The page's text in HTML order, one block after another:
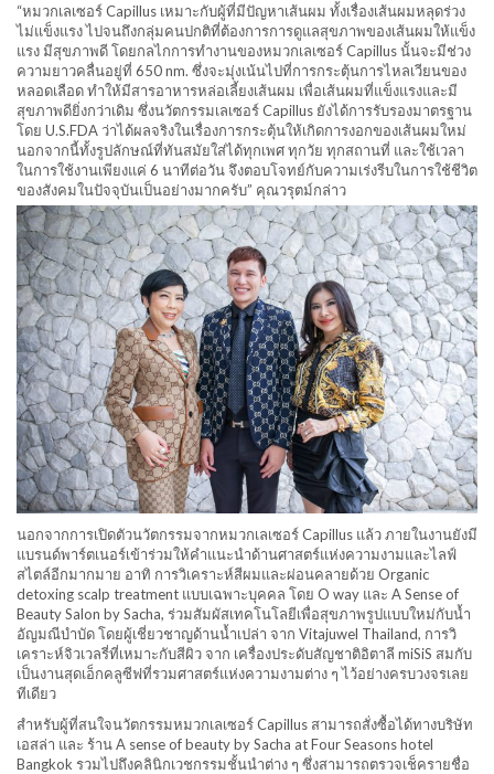
“หมวกเลเซอร์ Capillus เหมาะกับผู้ที่มีปัญหาเส้นผม ทั้งเรื่องเส้นผมหลุดร่วง
ไม่แข็งแรง ไปจนถึงกลุ่มคนปกติที่ต้องการการดูแลสุขภาพของเส้นผมให้แข็ง
แรง มีสุขภาพดี โดยกลไกการทำงานของหมวกเลเซอร์ Capillus นั้นจะมีช่วง
ความยาวคลื่นอยู่ที่ 650 nm. ซึ่งจะมุ่งเน้นไปที่การกระตุ้นการไหลเวียนของ
หลอดเลือด ทำให้มีสารอาหารหล่อเลี้ยงเส้นผม เพื่อเส้นผมที่แข็งแรงและมี
สุขภาพดียิ่งกว่าเดิม ซึ่งนวัตกรรมเลเซอร์ Capillus ยังได้การรับรองมาตรฐาน
โดย U.S.FDA ว่าได้ผลจริงในเรื่องการกระตุ้นให้เกิดการงอกของเส้นผมใหม่
นอกจากนี้ทั้งรูปลักษณ์ที่ทันสมัยใส่ได้ทุกเพศ ทุกวัย ทุกสถานที่ และใช้เวลา
ในการใช้งานเพียงแค่ 6 นาทีต่อวัน จึงตอบโจทย์กับความเร่งรีบในการใช้ชีวิต
ของสังคมในปัจจุบันเป็นอย่างมากครับ” คุณวรุตม์กล่าว
นอกจากการเปิดตัวนวัตกรรมจากหมวกเลเซอร์ Capillus แล้ว ภายในงานยังมี
แบรนด์พาร์ตเนอร์เข้าร่วมให้คำแนะนำด้านศาสตร์แห่งความงามและไลฟ์
สไตล์อีกมากมาย อาทิ การวิเคราะห์สีผมและผ่อนคลายด้วย Organic
detoxing scalp treatment แบบเฉพาะบุคคล โดย O way และ A Sense of
Beauty Salon by Sacha, ร่วมสัมผัสเทคโนโลยีเพื่อสุขภาพรูปแบบใหม่กับน้ำ
อัญมณีบำบัด โดยผู้เชี่ยวชาญด้านน้ำเปล่า จาก Vitajuwel Thailand, การวิ
เคราะห์จิวเวลรี่ที่เหมาะกับสีผิว จาก เครื่องประดับสัญชาติอิตาลี miSiS สมกับ
เป็นงานสุดเอ็กคลูซีฟที่รวมศาสตร์แห่งความงามต่าง ๆ ไว้อย่างครบวงจรเลย
ทีเดียว
สำหรับผู้ที่สนใจนวัตกรรมหมวกเลเซอร์ Capillus สามารถสั่งซื้อได้ทางบริษัท
เอสล่า และ ร้าน A sense of beauty by Sacha at Four Seasons hotel
Bangkok รวมไปถึงคลินิกเวชกรรมชั้นนำต่าง ๆ ซึ่งสามารถตรวจเช็ครายชื่อ